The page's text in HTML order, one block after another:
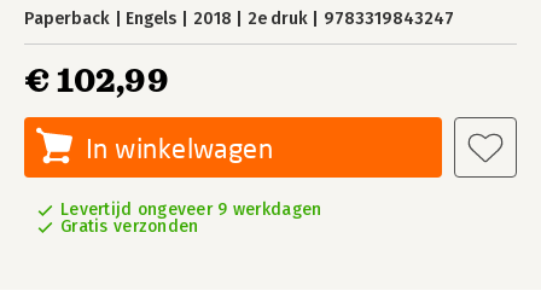
Paperback Engels 2018 2e druk 9783319843247
€ 102,99
In winkelwagen
Levertijd ongeveer 9 werkdagen
Gratis verzonden